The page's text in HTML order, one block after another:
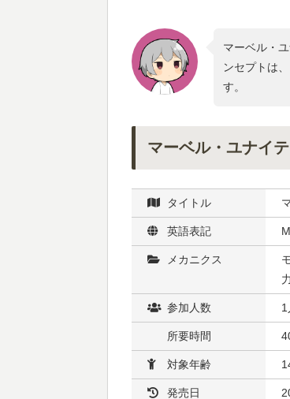
マーベル・
ンセプトは
す。
マーベル・ユナイ
タイトル
英語表記
メカニクス
力
参加人数 1
所要時間
対象年齢
発売日